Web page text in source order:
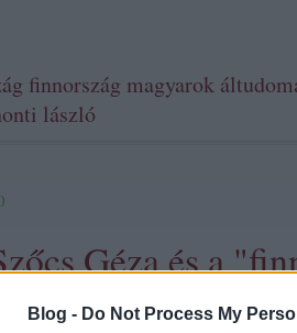
Blog - Do Not Process My
finnország magyarok
lászló
Géza és a